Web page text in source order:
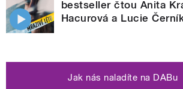
bestseller čtou Anita
Hacurová a Lucie
Jak nás naladíte na DABu